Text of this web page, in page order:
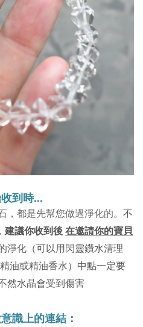
到時...
，都是先幫您做過淨化的。不
建議你收到後在邀請你的寶貝
淨化（可以用閃靈鑽水清理
油或精油香水）中點一定要
然水晶會受到傷害
識上的連結：